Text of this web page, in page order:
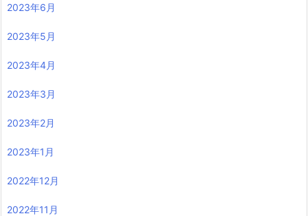
2023年6月
2023年5月
2023年4月
2023年3月
2023年2月
2023年1月
2022年12月
2022年11月